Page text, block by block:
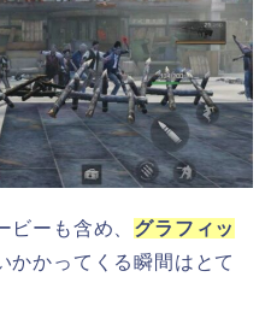
ビーも含め、 グラフィッ
かかってくる瞬間はとて